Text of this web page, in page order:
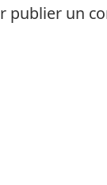
publier un